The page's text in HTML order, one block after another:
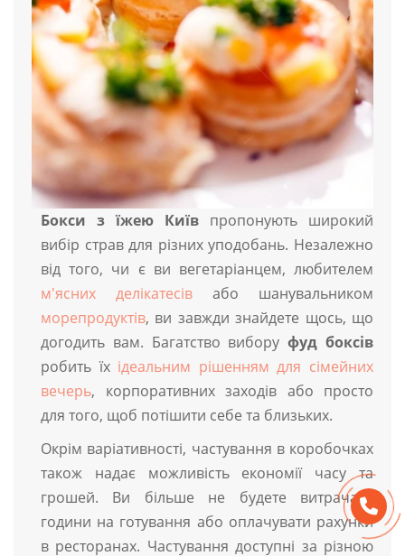
Бокси з їжею Київ пропонують широкий
вибір страв для різних уподобань. Незалежно
від того, чи є ви вегетаріанцем, любителем
м'ясних делікатесів або шанувальником
морепродуктів, ви завжди знайдете щось, що
догодить вам. Багатство виборуфуд боксів
робить їх ідеальним рішенням для сімейних
вечерь, корпоративних заходів або просто
для того, щоб потішити себе та близьких.
Окрім варіативності, частування в коробочках
також надає можливість економії часу та
грошей. Ви більше не будете витрачати
години на готування або оплачувати рахунки
в ресторанах. Частування доступні за різною